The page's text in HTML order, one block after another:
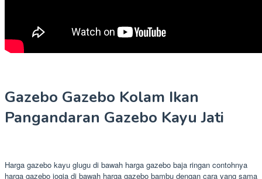
Gazebo Gazebo Kolam Ikan
Pangandaran Gazebo Kayu Jati
Harga gazebo kayu glugu di bawah harga gazebo baja ringan contohnya
harga gazebo jogja di bawah harga gazebo bambu dengan cara yang sama